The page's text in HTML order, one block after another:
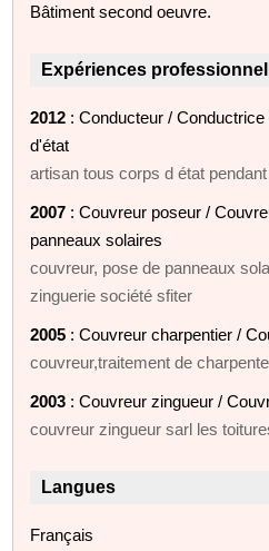
Bâtiment second oeuvre.
Expériences
2012 : Conducteur /
d'état
artisan tous corps d état
2007 : Couvreur poseur /
panneaux solaires
couvreur, pose de panneaux
zinguerie société sfiter
2005 : Couvreur charpentier /
couvreur,traitement de
2003 : Couvreur zingueur /
couvreur zingueur sarl les
Langues
Français